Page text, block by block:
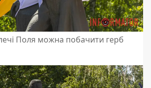
Поля можна побачити герб